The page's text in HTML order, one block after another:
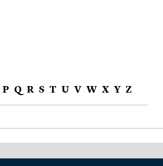
P Q R S T U V W X Y Z